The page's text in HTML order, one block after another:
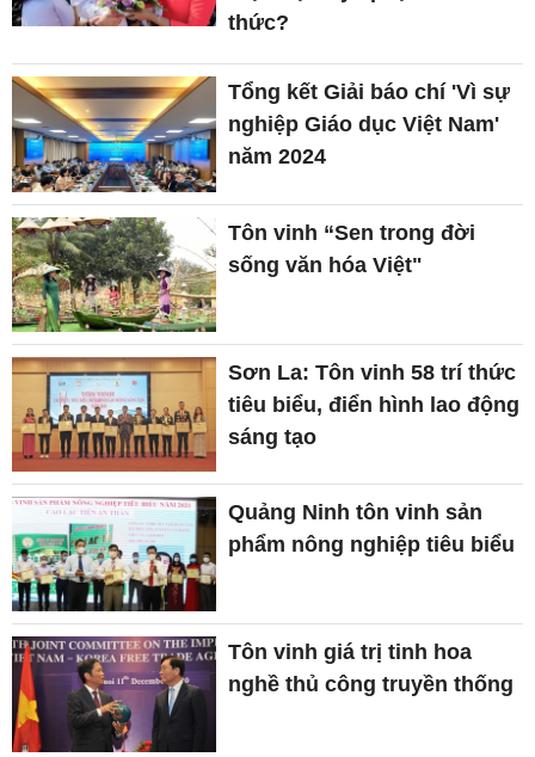
thức?
Tổng kết Giải báo chí 'Vì sự
nghiệp Giáo dục Việt Nam'
năm 2024
Tôn vinh “Sen trong đời
sống văn hóa Việt"
Sơn La: Tôn vinh 58 trí thức
tiêu biểu, điển hình lao động
sáng tạo
Quảng Ninh tôn vinh sản
phẩm nông nghiệp tiêu biểu
Tôn vinh giá trị tinh hoa
nghề thủ công truyền thống